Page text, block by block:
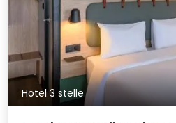
Hotel 3 stelle